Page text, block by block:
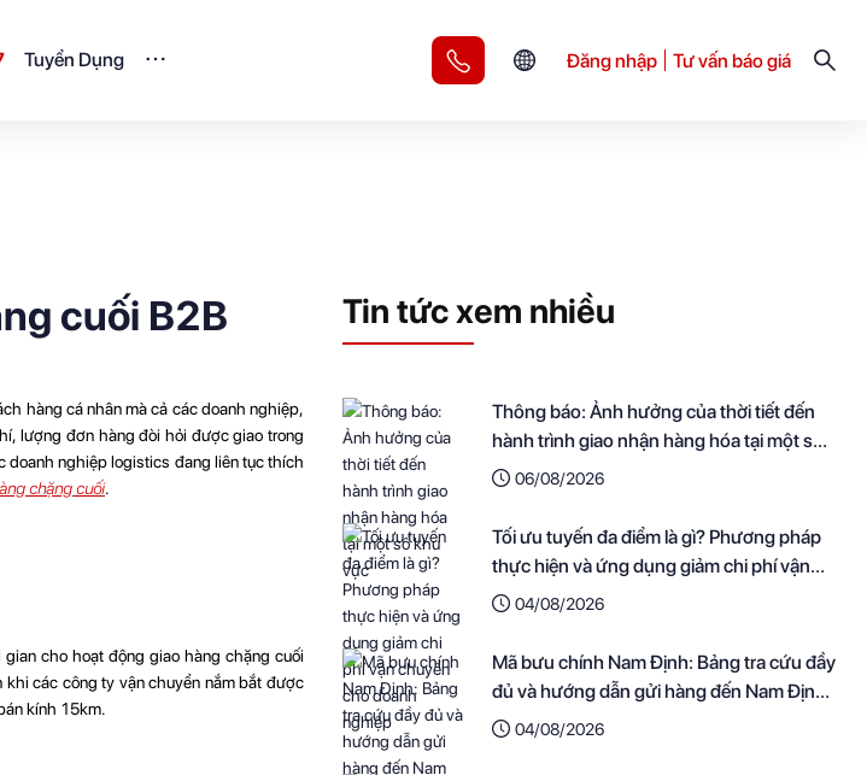
Tuyển Dụng Đăng nhập Tư vấn báo giá
cuối B2B
hàng cá nhân mà cả các doanh nghiệp,
lượng đơn hàng đòi hỏi được giao trong
doanh nghiệp logistics đang liên tục thích
chặng cuối.
cho hoạt động giao hàng chặng cuối
các công ty vận chuyển nắm bắt được
kính 15km.
Tin tức xem nhiều
Thông báo: Ảnh hưởng của thời tiết đến
hành trình giao nhận hàng hóa tại một số
khu vực
06/08/2026
Tối ưu tuyến đa điểm là gì? Phương pháp
thực hiện và ứng dụng giảm chi phí vận
chuyển cho doanh nghiệp
04/08/2026
Mã bưu chính Nam Định: Bảng tra cứu đầy
đủ và hướng dẫn gửi hàng đến Nam Định
nhanh nhất
04/08/2026